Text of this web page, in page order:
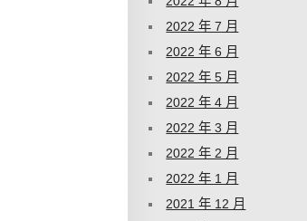
2022 年 7 月
2022 年 6 月
2022 年 5 月
2022 年 4 月
2022 年 3 月
2022 年 2 月
2022 年 1 月
2021 年 12 月